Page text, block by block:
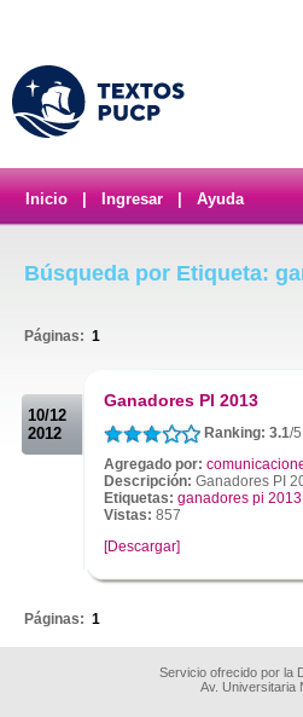
Inicio Ingresar Ayuda
Búsqueda por Etiqueta:
Páginas: 1
10/12
2012
Ganadores PI 2013
Ranking: 3.1/
Agregado por:
Descripción: Ganadores PI
Etiquetas: ganadores pi 2013
Vistas: 857
[Descargar]
Páginas: 1
Servicio ofrecido por la
Av. Universitaria